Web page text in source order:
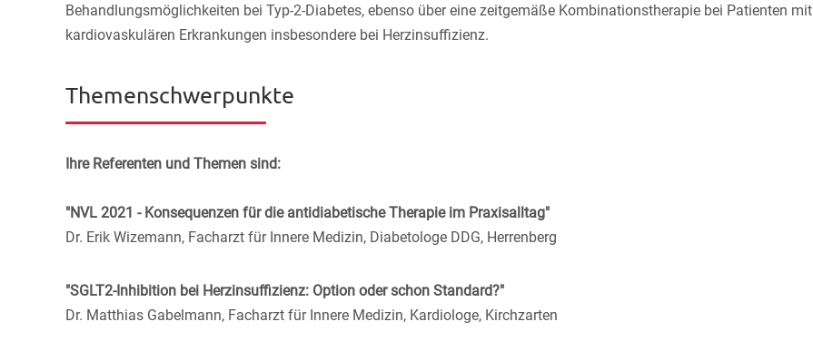
Behandlungsmöglichkeiten bei Typ-2-Diabetes, ebenso über eine zeitgemäße Kombinationstherapie bei Patienten mit
kardiovaskulären Erkrankungen insbesondere bei Herzinsuffizienz.
Themenschwerpunkte
Ihre Referenten und Themen sind:
"NVL 2021 - Konsequenzen für die antidiabetische Therapie im Praxisalltag"
Dr. Erik Wizemann, Facharzt für Innere Medizin, Diabetologe DDG, Herrenberg
"SGLT2-Inhibition bei Herzinsuffizienz: Option oder schon Standard?"
Dr. Matthias Gabelmann, Facharzt für Innere Medizin, Kardiologe, Kirchzarten